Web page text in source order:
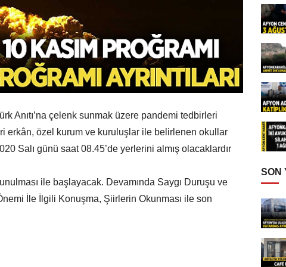
Anıtı’na çelenk sunmak üzere pandemi tedbirleri
erkân, özel kurum ve kuruluşlar ile belirlenen okullar
Salı günü saat 08.45’de yerlerini almış olacaklardır
ile başlayacak. Devamında Saygı Duruşu ve
İle İlgili Konuşma, Şiirlerin Okunması ile son
SON